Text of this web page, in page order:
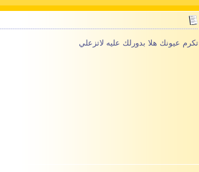
تكرم عيونك هلا بدورلك عليه لاتزعلي